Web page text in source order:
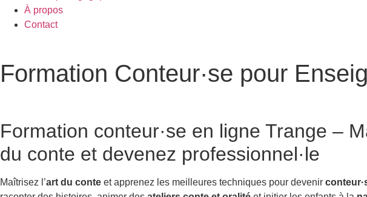
À propos
Contact
Formation Conteur·se pour
Formation conteur·se en ligne Trange –
du conte et devenez professionnel·le
Maîtrisez l’art du conte et apprenez les meilleures techniques pour devenir